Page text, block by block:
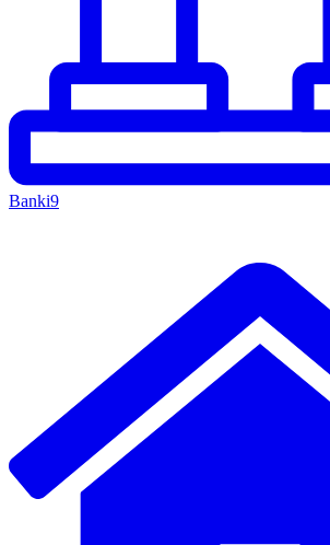
Banki9